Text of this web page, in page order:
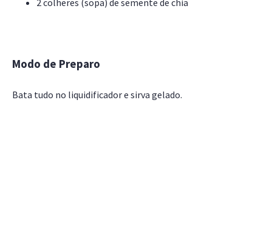
2 colheres (sopa) de semente de chia
Modo de Preparo
Bata tudo no liquidificador e sirva gelado.